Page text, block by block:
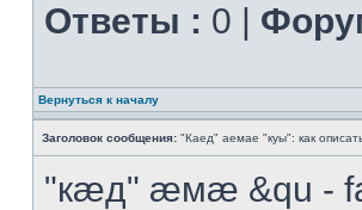
Ответы : 0 |
Вернуться к началу
Заголовок сообщения: "Каед" аемае "куы": как
"кæд" æмæ &qu -